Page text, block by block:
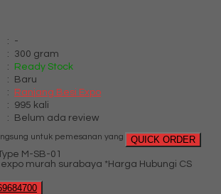
:
-
:
300 gram
:
Ready Stock
:
Baru
:
Ranjang Besi Expo
:
995 kali
: Belum ada review
QUICK ORDER
untuk pemesanan yang
M-SB-01
*Harga Hubungi CS